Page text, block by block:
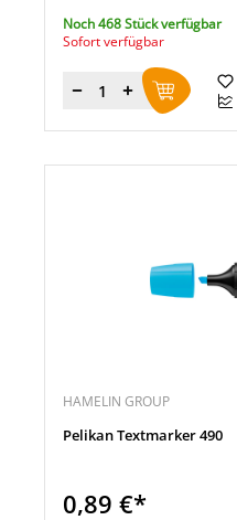
Noch 468 Stück verfügbar
Sofort verfügbar
Menge
HAMELIN GROUP
Pelikan Textmarker 490
0,89 €*